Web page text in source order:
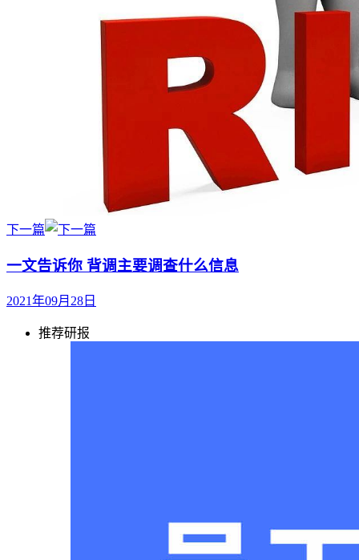
下一篇
一文告诉你 背调主要调查什么信息
2021年09月28日
推荐研报